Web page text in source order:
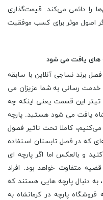
را دائمی می‌کند. قیمت‌گذاری
اصول موثر برای کسب موفقیت
های یافت می شود
برند نساجی آنلاین با سابقه
خدمت رسانی به شما عزیزان می
تیتر این قسمت یعنی اینکه چه
یافت می شود هستید. پارچه‌
کاملا تحت تاثیر فصول
که در فصل تابستان استفاده
و بالعکس اما اگر پارچه ای
متفاوت خواهد بود. افراد
دنبال پارچه هایی هستند که
پارچه در کرمانشاه به